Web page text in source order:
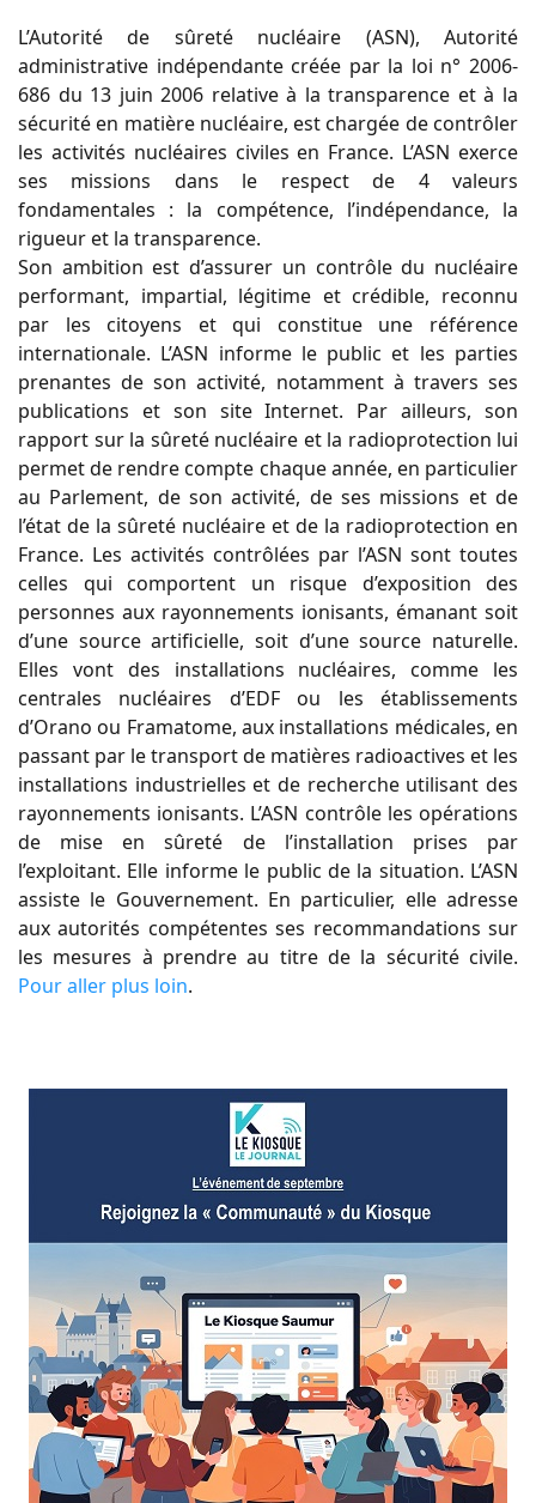
L’Autorité de sûreté nucléaire (ASN), Autorité
administrative indépendante créée par la loi n° 2006-
686 du 13 juin 2006 relative à la transparence et à la
sécurité en matière nucléaire, est chargée de contrôler
les activités nucléaires civiles en France. L’ASN exerce
ses missions dans le respect de 4 valeurs
fondamentales : la compétence, l’indépendance, la
rigueur et la transparence.
Son ambition est d’assurer un contrôle du nucléaire
performant, impartial, légitime et crédible, reconnu
par les citoyens et qui constitue une référence
internationale. L’ASN informe le public et les parties
prenantes de son activité, notamment à travers ses
publications et son site Internet. Par ailleurs, son
rapport sur la sûreté nucléaire et la radioprotection lui
permet de rendre compte chaque année, en particulier
au Parlement, de son activité, de ses missions et de
l’état de la sûreté nucléaire et de la radioprotection en
France. Les activités contrôlées par l’ASN sont toutes
celles qui comportent un risque d’exposition des
personnes aux rayonnements ionisants, émanant soit
d’une source artificielle, soit d’une source naturelle.
Elles vont des installations nucléaires, comme les
centrales nucléaires d’EDF ou les établissements
d’Orano ou Framatome, aux installations médicales, en
passant par le transport de matières radioactives et les
installations industrielles et de recherche utilisant des
rayonnements ionisants. L’ASN contrôle les opérations
de mise en sûreté de l’installation prises par
l’exploitant. Elle informe le public de la situation. L’ASN
assiste le Gouvernement. En particulier, elle adresse
aux autorités compétentes ses recommandations sur
les mesures à prendre au titre de la sécurité civile.
Pour aller plus loin.